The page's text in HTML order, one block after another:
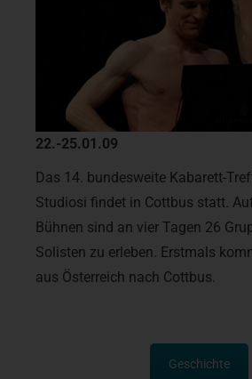
22.-25.01.09
Das 14. bundesweite Kabarett-
Studiosi findet in Cottbus statt.
Bühnen sind an vier Tagen 26
Solisten zu erleben. Erstmals
aus Österreich nach Cottbus.
Geschichte